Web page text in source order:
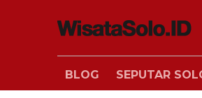
BLOG SEPUTAR